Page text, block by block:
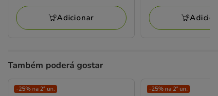
140
avaliações
a
67.98€
Adicionar
16
avaliações
a
36.99€
Também poderá gostar
-25% na 2ª un. -25% na 2ª un.